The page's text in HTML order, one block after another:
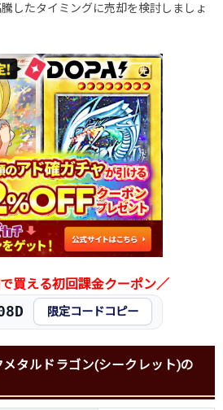
したタイミングに売却を検討しましょ
買える初回課金クーポン／
限定コードコピー
タルドラゴン(シークレット)の